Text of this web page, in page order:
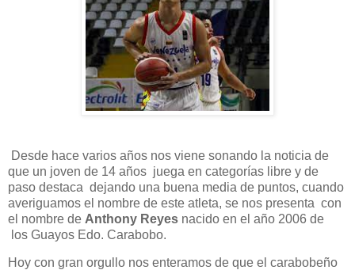
Desde hace varios años nos viene sonando la noticia de
que un joven de 14 años juega en categorías libre y de
paso destaca dejando una buena media de puntos, cuando
averiguamos el nombre de este atleta, se nos presenta con
el nombre de Anthony Reyes nacido en el año 2006 de
los Guayos Edo. Carabobo.
Hoy con gran orgullo nos enteramos de que el carabobeño